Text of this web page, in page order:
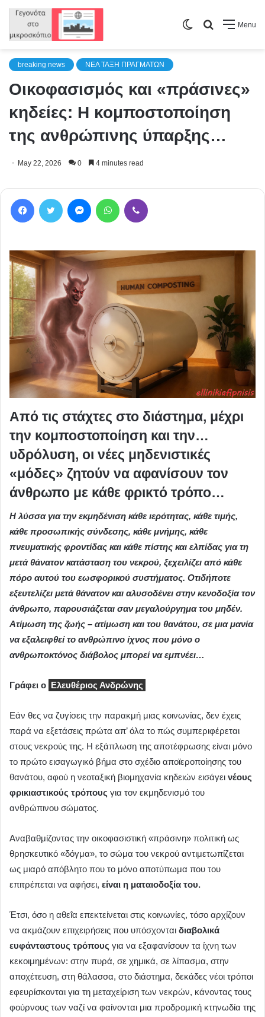
Menu
Search
Switch
breaking news NEA TAΞΗ ΠΡΑΓΜΑΤΩΝ
Οικοφασισμός και «πράσινες»
κηδείες: Η κομποστοποίηση
της ανθρώπινης ύπαρξης…
May 22, 2026 0 4 minutes read
Facebook Twitter MessengerWhatsApp
Από τις στάχτες στο διάστημα, μέχρι
την κομποστοποίηση και την…
υδρόλυση, οι νέες μηδενιστικές
«μόδες» ζητούν να αφανίσουν τον
άνθρωπο με κάθε φρικτό τρόπο…
Η λύσσα για την εκμηδένιση κάθε ιερότητας, κάθε τιμής,
κάθε προσωπικής σύνδεσης, κάθε μνήμης, κάθε
πνευματικής φροντίδας και κάθε πίστης και ελπίδας για τη
μετά θάνατον κατάσταση του νεκρού, ξεχειλίζει από κάθε
πόρο αυτού του εωσφορικού συστήματος. Οτιδήποτε
εξευτελίζει μετά θάνατον και αλυσοδένει στην κενοδοξία τον
άνθρωπο, παρουσιάζεται σαν μεγαλούργημα του μηδέν.
Ατίμωση της ζωής – ατίμωση και του θανάτου, σε μια μανία
να εξαλειφθεί το ανθρώπινο ίχνος που μόνο ο
ανθρωποκτόνος διάβολος μπορεί να εμπνέει…
Γράφει ο Ελευθέριος Ανδρώνης
Εάν θες να ζυγίσεις την παρακμή μιας κοινωνίας, δεν έχεις
παρά να εξετάσεις πρώτα απ’ όλα το πώς συμπεριφέρεται
στους νεκρούς της. Η εξάπλωση της αποτέφρωσης είναι μόνο
το πρώτο εισαγωγικό βήμα στο σχέδιο αποϊεροποίησης του
θανάτου, αφού η νεοταξική βιομηχανία κηδειών εισάγει νέους
φρικιαστικούς τρόπους για τον εκμηδενισμό του
ανθρώπινου σώματος.
Αναβαθμίζοντας την οικοφασιστική «πράσινη» πολιτική ως
θρησκευτικό «δόγμα», το σώμα του νεκρού αντιμετωπίζεται
ως μιαρό απόβλητο που το μόνο αποτύπωμα που του
επιτρέπεται να αφήσει, είναι η ματαιοδοξία του.
Έτσι, όσο η αθεΐα επεκτείνεται στις κοινωνίες, τόσο αρχίζουν
να ακμάζουν επιχειρήσεις που υπόσχονται διαβολικά
ευφάνταστους τρόπους για να εξαφανίσουν τα ίχνη των
κεκοιμημένων: στην πυρά, σε χημικά, σε λίπασμα, στην
αποχέτευση, στη θάλασσα, στο διάστημα, δεκάδες νέοι τρόποι
εφευρίσκονται για τη μεταχείριση των νεκρών, κάνοντας τους
φούρνους των ναζί να φαίνονται μια προδρομική κτηνωδία της